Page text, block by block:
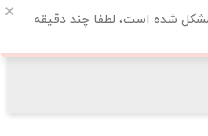
مشکل شده است، لطفا چند دقیقه